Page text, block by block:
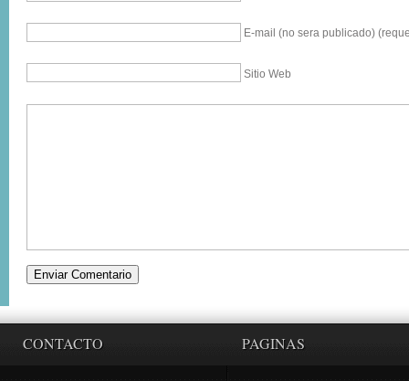
E-mail (no sera publicado)
Sitio Web
CONTACTO PAGINAS